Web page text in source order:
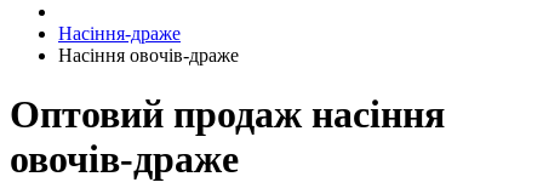
Насіння-драже
Насіння овочів-драже
Оптовий продаж насіння
овочів-драже